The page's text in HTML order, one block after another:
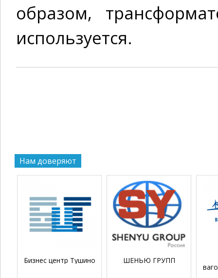
образом,
используется.
Нам доверяют
Бизнес центр Тушино ШЕНЬЮ ГРУПП